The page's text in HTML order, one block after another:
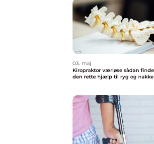
03. maj
Kiropraktor værløse sådan finder du
den rette hjælp til ryg og nakke